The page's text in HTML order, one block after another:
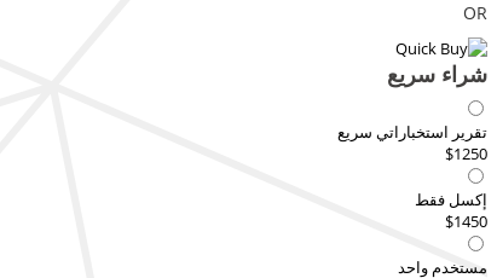
OR
شراء سريع
تقرير استخباراتي سريع
$1250
إكسل فقط
$1450
مستخدم واحد